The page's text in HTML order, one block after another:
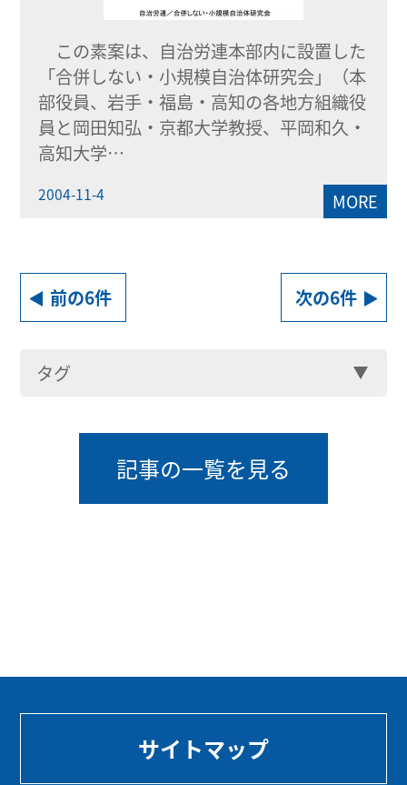
この素案は、自治労連本部内に設置した
「合併しない・小規模自治体研究会」（本
部役員、岩手・福島・高知の各地方組織役
員と岡田知弘・京都大学教授、平岡和久・
高知大学…
2004-11-4 MORE
前の6件 次の6件
タグ
記事の一覧を見る
サイトマップ